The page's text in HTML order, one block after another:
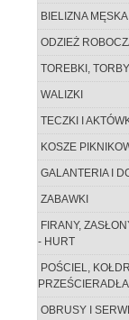
BIELIZNA MĘSKA
ODZIEŻ
TOREBKI,
WALIZKI
TECZKI I
KOSZE
GALANTERIA I
ZABAWKI
FIRANY,
- HURT
POŚCIEL,
PRZEŚCIERADŁA
OBRUSY I